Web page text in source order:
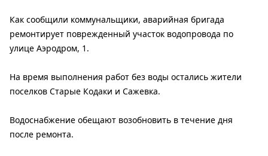
Как сообщили коммунальщики, аварийная бригада
ремонтирует поврежденный участок водопровода по
улице Аэродром, 1.
На время выполнения работ без воды остались жители
поселков Старые Кодаки и Сажевка.
Водоснабжение обещают возобновить в течение дня
после ремонта.